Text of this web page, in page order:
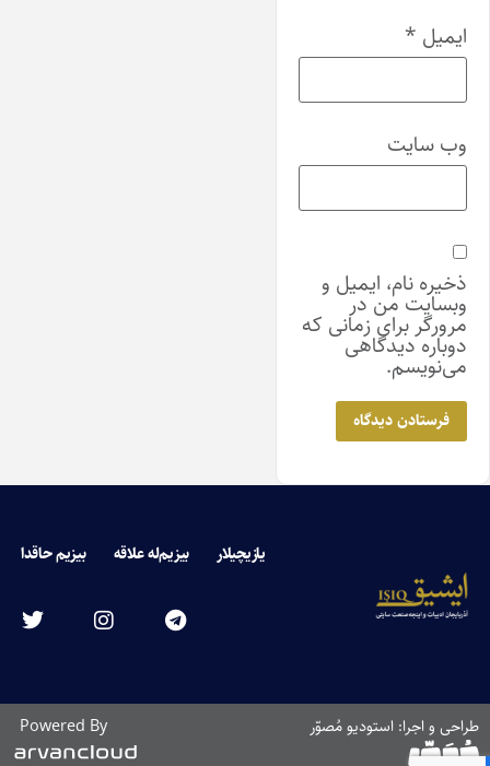
ایمیل *
وب‌ سایت
ذخیره نام، ایمیل و
وبسایت من در
مرورگر برای زمانی که
دوباره دیدگاهی
می‌نویسم.
یازیچیلار بیزیم‌له علاقه بیزیم حاقدا
طراحی و اجرا: استودیو مُصوّر Powered By